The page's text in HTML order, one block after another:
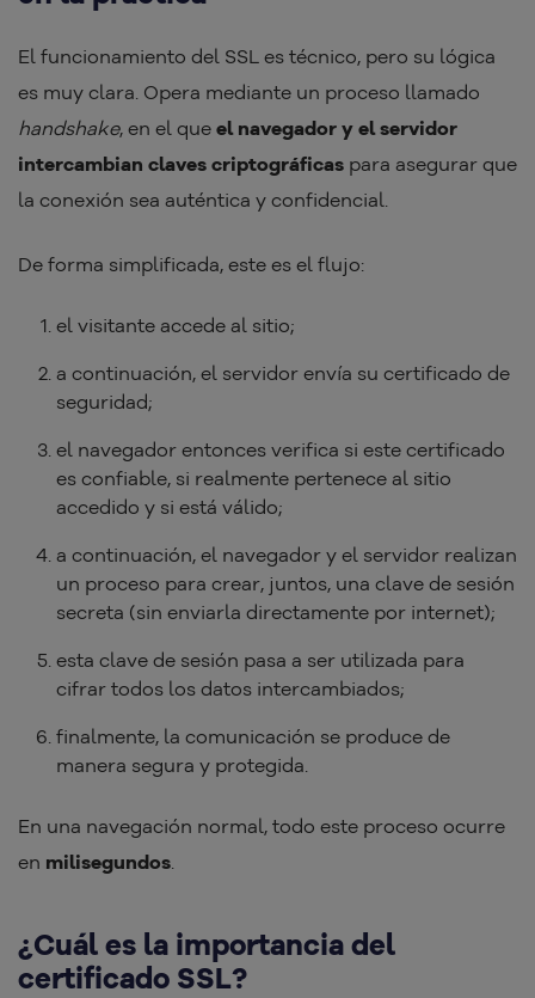
El funcionamiento del SSL es técnico, pero su lógica
es muy clara. Opera mediante un proceso llamado
handshake, en el que el navegador y el servidor
intercambian claves criptográficas para asegurar que
la conexión sea auténtica y confidencial.
De forma simplificada, este es el flujo:
el visitante accede al sitio;
a continuación, el servidor envía su certificado de
seguridad;
el navegador entonces verifica si este certificado
es confiable, si realmente pertenece al sitio
accedido y si está válido;
a continuación, el navegador y el servidor realizan
un proceso para crear, juntos, una clave de sesión
secreta (sin enviarla directamente por internet);
esta clave de sesión pasa a ser utilizada para
cifrar todos los datos intercambiados;
finalmente, la comunicación se produce de
manera segura y protegida.
En una navegación normal, todo este proceso ocurre
en milisegundos.
¿Cuál es la importancia del
certificado SSL?